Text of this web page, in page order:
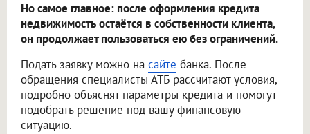
Но самое главное: после оформления кредита
недвижимость остаётся в собственности клиента,
он продолжает пользоваться ею без ограничений.
Подать заявку можно на сайте банка. После
обращения специалисты АТБ рассчитают условия,
подробно объяснят параметры кредита и помогут
подобрать решение под вашу финансовую
ситуацию.